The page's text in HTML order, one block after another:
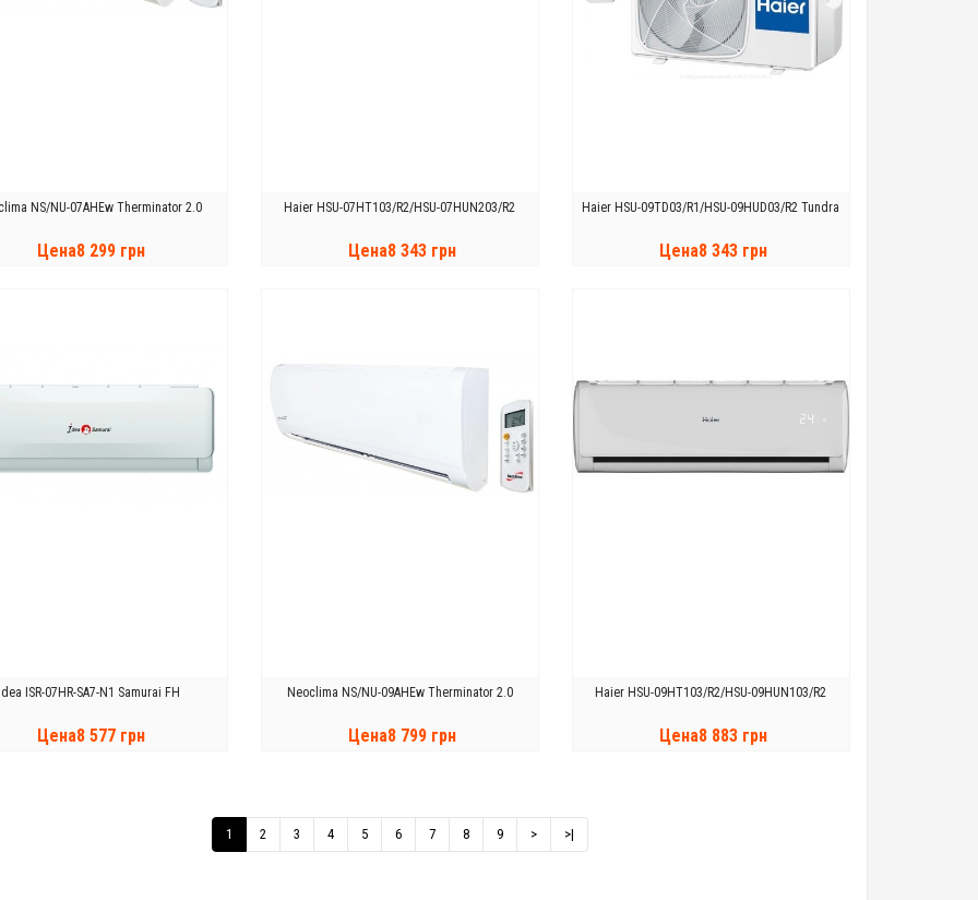
NS/NU-07AHEw Therminator 2.0
Цена8 299 грн
Haier HSU-07HT103/R2/HSU-07HUN203/R2
Цена8 343 грн
Haier HSU-09TD03/R1/HSU-09HUD03/R2 Tundra
Цена8 343 грн
ISR-07HR-SA7-N1 Samurai FH
Цена8 577 грн
Neoclima NS/NU-09AHEw Therminator 2.0
Цена8 799 грн
Haier HSU-09HT103/R2/HSU-09HUN103/R2
Цена8 883 грн
1 2 3 4 5 6 7 8 9 > >|